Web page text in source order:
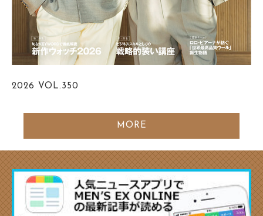
2026 VOL.350
MORE